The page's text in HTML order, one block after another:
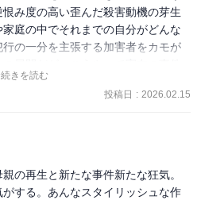
み度の高い歪んだ殺害動機の芽生
庭の中でそれまでの自分がどんな
の一分を主張する加害者をカモが
んだ自己愛の在り方を俯瞰し、読
を考えて行こうとするのが第２部
担当する売れない若手漫画家を餌
こちらは前半のような理屈で考え
神の在り方の恐ろしさを描いてい
場面の創出がいい（犯罪行為その
せん）。
続きを読む
投稿日 : 2026.02.15
の再生と新たな事件新たな狂気。
する。あんなスタイリッシュな作